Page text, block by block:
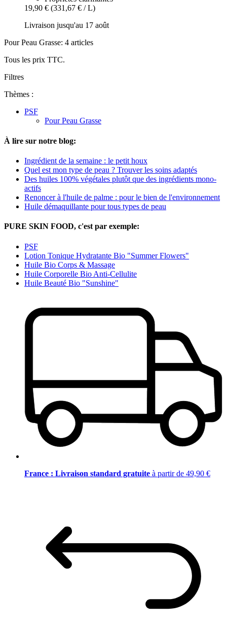
19,90 € (331,67 € / L)
Livraison jusqu'au 17 août
Pour Peau Grasse: 4 articles
Tous les prix TTC.
Filtres
Thèmes :
PSF
Pour Peau Grasse
À lire sur notre blog:
Ingrédient de la semaine : le petit houx
Quel est mon type de peau ? Trouver les soins adaptés
Des huiles 100% végétales plutôt que des ingrédients mono-
actifs
Renoncer à l'huile de palme : pour le bien de l'environnement
Huile démaquillante pour tous types de peau
PURE SKIN FOOD, c'est par exemple:
PSF
Lotion Tonique Hydratante Bio "Summer Flowers"
Huile Bio Corps & Massage
Huile Corporelle Bio Anti-Cellulite
Huile Beauté Bio "Sunshine"
France : Livraison standard gratuite à partir de 49,90 €